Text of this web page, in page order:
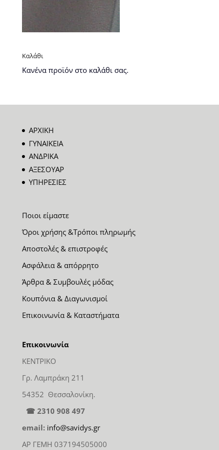
Καλάθι
Κανένα προϊόν στο καλάθι σας.
ΑΡΧΙΚΗ
ΓΥΝΑΙΚΕΙΑ
ΑΝΔΡΙΚΑ
ΑΞΕΣΟΥΑΡ
ΥΠΗΡΕΣΙΕΣ
Ποιοι είμαστε
Όροι χρήσης &Τρόποι πληρωμής
Αποστολές & επιστροφές
Ασφάλεια & απόρρητο
Άρθρα & Συμβουλές μόδας
Κουπόνια & Διαγωνισμοί
Επικοινωνία & Καταστήματα
Επικοινωνία
ΚΕΝΤΡΙΚΟ
Γρ. Λαμπράκη 211
54352 Θεσσαλονίκη.
☎ 2310 908 497
email: info@savidys.gr
ΑΡ ΓΕΜΗ 037194505000